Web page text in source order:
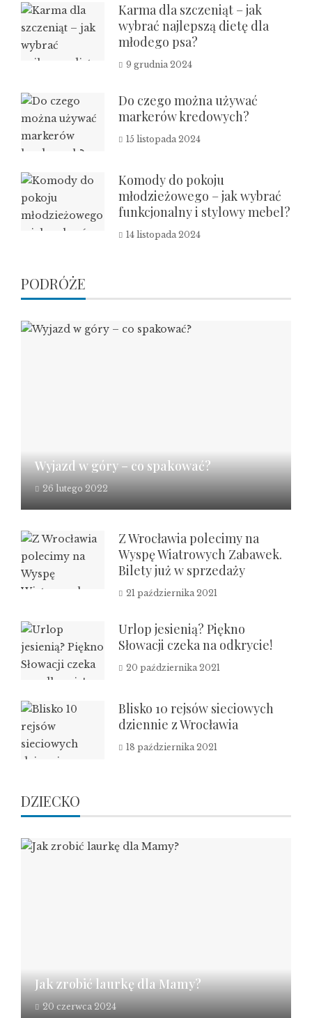
Karma dla szczeniąt – jak
wybrać najlepszą dietę dla
młodego psa?
9 grudnia 2024
Do czego można używać
markerów kredowych?
15 listopada 2024
Komody do pokoju
młodzieżowego – jak wybrać
funkcjonalny i stylowy mebel?
14 listopada 2024
PODRÓŻE
Wyjazd w góry – co spakować?
26 lutego 2022
Z Wrocławia polecimy na
Wyspę Wiatrowych Zabawek.
Bilety już w sprzedaży
21 października 2021
Urlop jesienią? Piękno
Słowacji czeka na odkrycie!
20 października 2021
Blisko 10 rejsów sieciowych
dziennie z Wrocławia
18 października 2021
DZIECKO
Jak zrobić laurkę dla Mamy?
20 czerwca 2024